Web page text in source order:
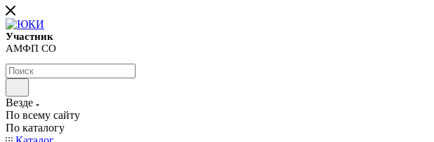
Участник
АМФП СО
Везде
По всему сайту
По каталогу